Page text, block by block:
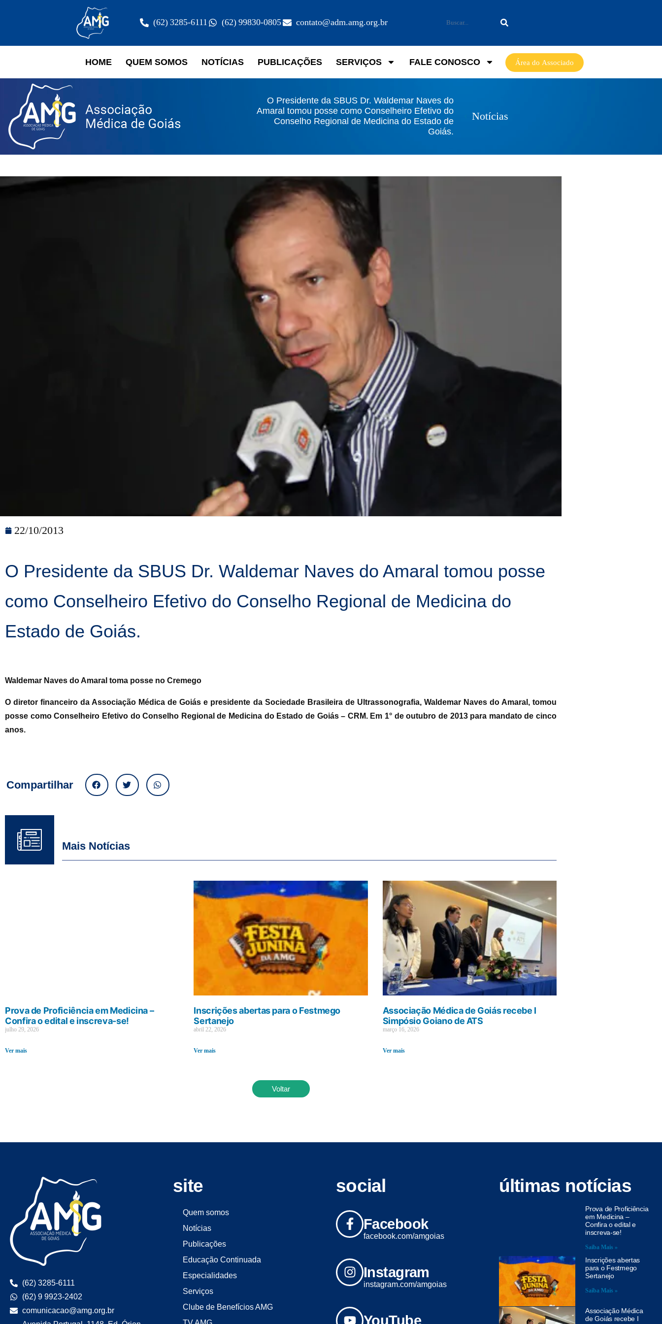
(62) 3285-6111 (62) 99830-0805 contato@adm.amg.org.br
HOME QUEM SOMOS NOTÍCIAS PUBLICAÇÕES SERVIÇOS FALE CONOSCO Área do Associado
O Presidente da SBUS Dr. Waldemar Naves do
Amaral tomou posse como Conselheiro Efetivo do
Conselho Regional de Medicina do Estado de
Goiás.
Notícias
22/10/2013
O Presidente da SBUS Dr. Waldemar Naves do Amaral tomou posse
como Conselheiro Efetivo do Conselho Regional de Medicina do
Estado de Goiás.
Waldemar Naves do Amaral toma posse no Cremego
O diretor financeiro da Associação Médica de Goiás e presidente da Sociedade Brasileira de Ultrassonografia, Waldemar Naves do Amaral, tomou
posse como Conselheiro Efetivo do Conselho Regional de Medicina do Estado de Goiás – CRM. Em 1° de outubro de 2013 para mandato de cinco
anos.
Compartilhar
Mais Notícias
Prova de Proficiência em Medicina –
Confira o edital e inscreva-se!
julho 29, 2026
Ver mais
Inscrições abertas para o Festmego
Sertanejo
abril 22, 2026
Ver mais
Associação Médica de Goiás recebe I
Simpósio Goiano de ATS
março 16, 2026
Ver mais
Voltar
(62) 3285-6111
(62) 9 9923-2402
comunicacao@amg.org.br
site
Quem somos
Notícias
Publicações
Educação Continuada
Especialidades
Serviços
Clube de Benefícios AMG
social
Facebook
facebook.com/amgoias
Instagram
instagram.com/amgoias
YouTube
últimas notícias
Prova de Proficiência
em Medicina –
Confira o edital e
inscreva-se!
Saiba Mais »
Inscrições abertas
para o Festmego
Sertanejo
Saiba Mais »
Associação Médica
de Goiás recebe I